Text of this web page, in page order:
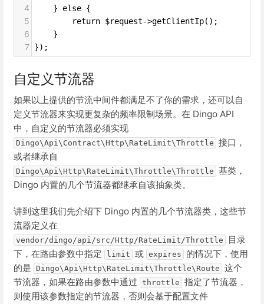
4
    } else {
5
        return $request->getClientIp();
6
    }
7 });
自定义节流器
如果以上提供的节流中间件都满足不了你的需求，还可以自
定义节流器来实现更复杂的频率限制场景。在 Dingo API
中，自定义的节流器必须实现
Dingo\Api\Contract\Http\RateLimit\Throttle 接口，
或者继承自
Dingo\Api\Http\RateLimit\Throttle\Throttle 基类，
Dingo 内置的几个节流器都继承自该抽象类。
讲到这里我们先介绍下 Dingo 内置的几个节流器类，这些节
流器定义在
vendor/dingo/api/src/Http/RateLimit/Throttle
目录
下，在路由参数中指定
limit 或 expires
的情况下，使用
的是
Dingo\Api\Http\RateLimit\Throttle\Route 这个
节流器，如果在路由参数中通过 throttle 指定了节流器，
则使用该参数指定的节流器，否则会基于配置文件